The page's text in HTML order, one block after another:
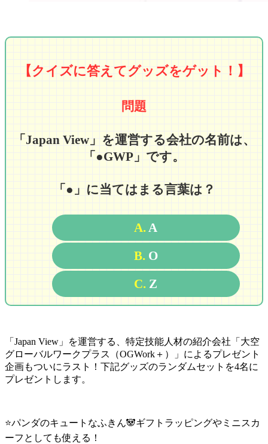
【クイズに答えてグッズをゲット！】
問題
「Japan View」を運営する会社の名前は、
「●GWP」です。
「●」に当てはまる言葉は？
A. A
B.O
C. Z
「Japan View」を運営する、特定技能人材の紹介会社「大空
グローバルワークプラス（OGWork＋）」によるプレゼント
企画もついにラスト！下記グッズのランダムセットを4名に
プレゼントします。
⭐パンダのキュートなふきん🐼ギフトラッピングやミニスカ
ーフとしても使える！